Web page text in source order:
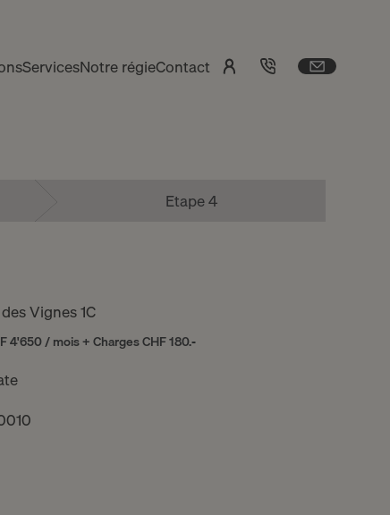
ServicesNotre régieContact
Etape 4
Vignes 1C
4'650 / mois + Charges CHF 180.-